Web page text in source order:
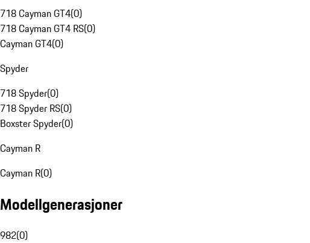
718 Cayman GT4(0)
718 Cayman GT4 RS(0)
Cayman GT4(0)
Spyder
718 Spyder(0)
718 Spyder RS(0)
Boxster Spyder(0)
Cayman R
Cayman R(0)
Modellgenerasjoner
982(0)